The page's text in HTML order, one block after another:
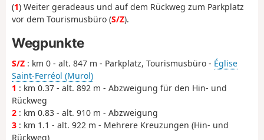
(1) Weiter geradeaus und auf dem Rückweg zum Parkplatz
vor dem Tourismusbüro (S/Z).
Wegpunkte
S/Z : km 0 - alt. 847 m - Parkplatz, Tourismusbüro - Église
Saint-Ferréol (Murol)
1 : km 0.37 - alt. 892 m - Abzweigung für den Hin- und
Rückweg
2 : km 0.83 - alt. 910 m - Abzweigung
3 : km 1.1 - alt. 922 m - Mehrere Kreuzungen (Hin- und
Rückweg)